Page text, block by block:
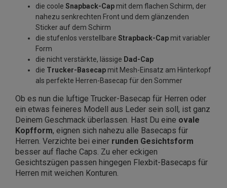
die coole Snapback-Cap mit dem flachen Schirm, der
nahezu senkrechten Front und dem glänzenden
Sticker auf dem Schirm
die stufenlos verstellbare Strapback-Cap mit variabler
Form
die nicht verstärkte, lässige Dad-Cap
die Trucker-Basecap mit Mesh-Einsatz am Hinterkopf
als perfekte Herren-Basecap für den Sommer
Ob es nun die luftige Trucker-Basecap für Herren oder
ein etwas feineres Modell aus Leder sein soll, ist ganz
Deinem Geschmack überlassen. Hast Du eine ovale
Kopfform, eignen sich nahezu alle Basecaps für
Herren. Verzichte bei einer runden Gesichtsform
besser auf flache Caps. Zu eher eckigen
Gesichtszügen passen hingegen Flexbit-Basecaps für
Herren mit weichen Konturen.